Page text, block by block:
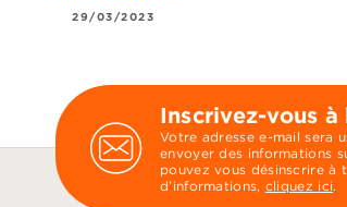
29/03/2023
Inscrivez-vous
Votre adresse e-mail sera
envoyer des informations
pouvez vous désinscrire à
d’informations, cliquez ici.